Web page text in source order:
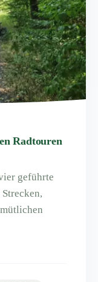
Radtouren
geführte